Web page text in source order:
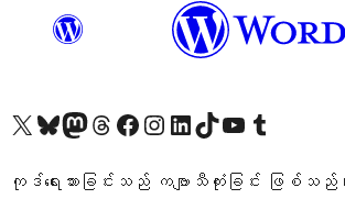
ကျွန်ုပ်တို့၏ X (ယခင် Twitter) အကောင့်သို့ သွားရောက်ကြည့်ရှုပါကျွန်ုပ်တို့၏ Bluesky အကောင့်သို့ ဝင်ရောက်ကြည့်ရှုရန်
ကျွန်ုပ်တို့၏ Mastodon အကောင့်သို့ သွားရောက်ကြည့်ရှုပါကျွန်ုပ်တို့၏ Threads အကောင့်သို့ ဝင်ရောက်ကြည့်ရှုရန်
ကျွန်ုပ်တို့၏ Facebook စာမျက်နှာသို့ သွားရောက်ကြည့်ရှုပါကျွန်ုပ်တို့၏ Instagram အကောင့်သို့ သွားရောက်ကြည့်ရှုပါ ကျွန်ုပ်တို့၏ LinkedIn အကောင့်သို့ သွားရောက်ကြည့်ရှုပါကျွန်ုပ်တို့၏ TikTok အကောင့်သို့ ဝင်ရောက်ကြည့်ရှုရန်
ကျွန်ုပ်တို့၏ YouTube ချန်နယ်သို့ သွားရောက်ကြည့်ရှုပါ ကျွန်ုပ်တို့၏ Tumblr အကောင့်သို့ ဝင်ရောက်ကြည့်ရှုရန်
ကုဒ်ရေးသားခြင်းသည် ကဗျာသီကုံးခြင်း ဖြစ်သည်